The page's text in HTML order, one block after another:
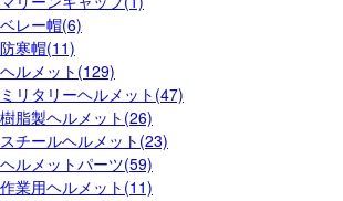
ベレー帽(6)
防寒帽(11)
ヘルメット(129)
ミリタリーヘルメット(47)
樹脂製ヘルメット(26)
スチールヘルメット(23)
ヘルメットパーツ(59)
作業用ヘルメット(11)